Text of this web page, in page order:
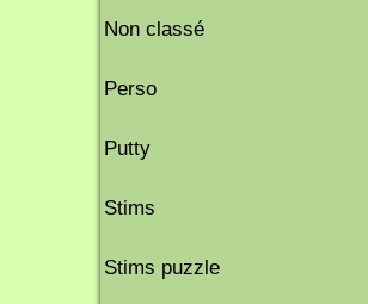
Non classé
Perso
Putty
Stims
Stims puzzle